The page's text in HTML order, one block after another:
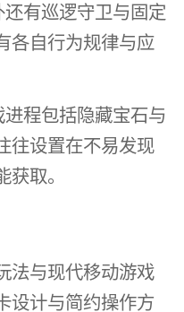
有巡逻守卫与固定
各自行为规律与应
程包括隐藏宝石与
往设置在不易发现
取。
法与现代移动游戏
设计与简约操作方